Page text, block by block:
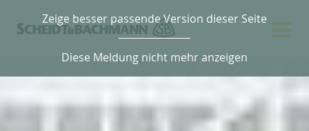
Zeige besser passende Version dieser Seite
Diese Meldung nicht mehr anzeigen